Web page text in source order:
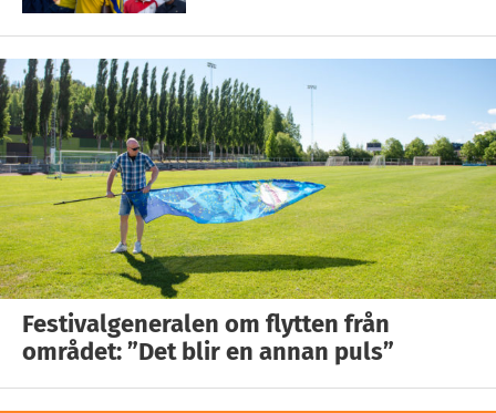
Festivalgeneralen om flytten från
området: ”Det blir en annan puls”